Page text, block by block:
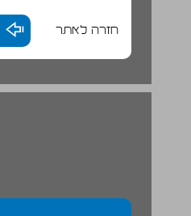
חזרה לאתר